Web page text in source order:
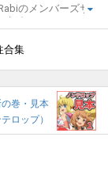
のメンバーズサ
合集
巻・見本
ロップ）